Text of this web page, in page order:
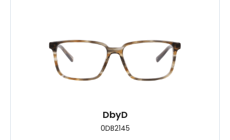
DbyD
0DB2145